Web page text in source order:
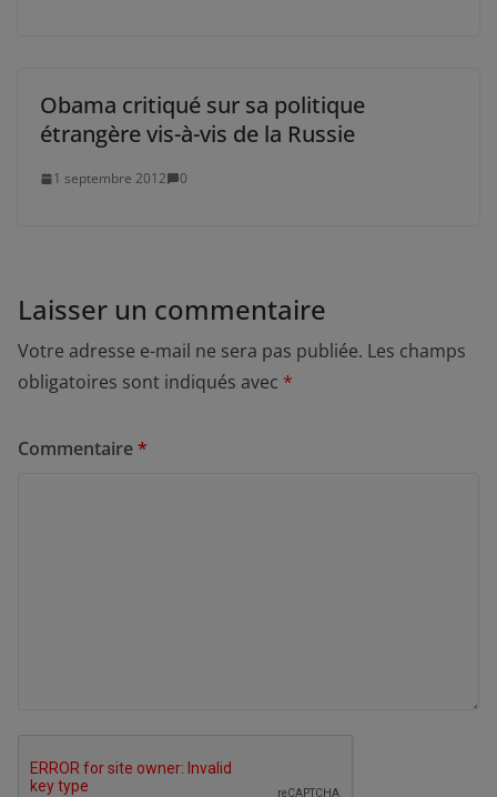
Obama critiqué sur sa politique
étrangère vis-à-vis de la Russie
1 septembre 2012 0
Laisser un commentaire
Votre adresse e-mail ne sera pas publiée. Les champs
obligatoires sont indiqués avec *
Commentaire*